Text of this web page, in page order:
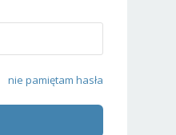
nie pamiętam hasła